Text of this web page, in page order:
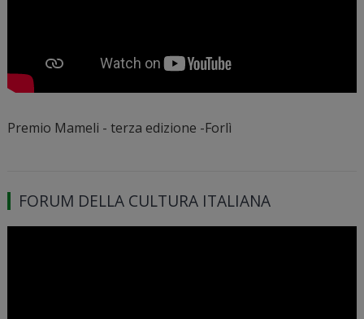
Premio Mameli - terza edizione -Forlì
FORUM DELLA CULTURA ITALIANA